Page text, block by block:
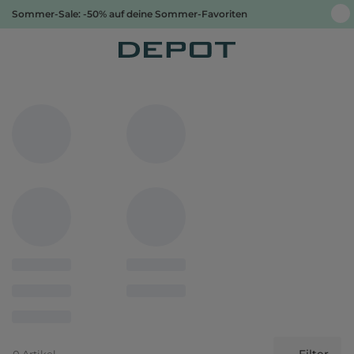
Sommer-Sale: -50% auf deine Sommer-Favoriten